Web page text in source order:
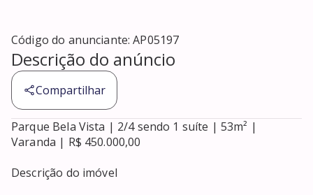
Código do anunciante:AP05197
Descrição do anúncio
Compartilhar
Parque Bela Vista | 2/4 sendo 1 suíte | 53m² |
Varanda | R$ 450.000,00
Descrição do imóvel